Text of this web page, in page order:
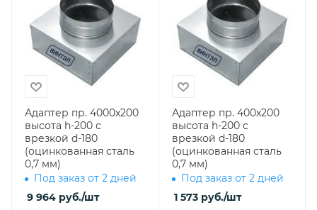
Адаптер пр. 4000х200
высота h-200 с
врезкой d-180
(оцинкованная сталь
0,7 мм)
Под заказ от 2 дней
9 964 руб./шт
Адаптер пр. 400х200
высота h-200 с
врезкой d-180
(оцинкованная сталь
0,7 мм)
Под заказ от 2 дней
1 573руб./шт